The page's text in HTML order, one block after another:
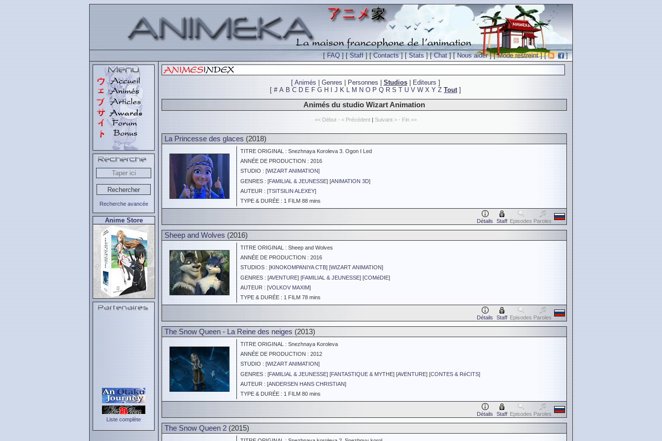
[FAQ ] [Staff ] [Contacts] [Stats] [Chat] [Nous aider] [Mode restreint] [ ]
Recherche avancée
Anime Store
Liste complète
[ Animés Genres Personnes Studios| Editeurs ]
[ # A B C D E F G H J K L M N O P Q R S T U V W X Y Z Tout]
Animés du studio Wizart Animation
<< Début - < Précédent | Suivant > - Fin >>
La Princesse des glaces (2018)
TITRE ORIGINAL : Snezhnaya Koroleva 3. Ogon I Led
ANNÉE DE PRODUCTION : 2016
STUDIO : [WIZART ANIMATION]
GENRES : [FAMILIAL & JEUNESSE] [ANIMATION 3D]
AUTEUR : [TSITSILIN ALEXEY]
TYPE & DURÉE : 1 FILM 88 mins
Détails Staff Episodes Paroles
Sheep and Wolves (2016)
TITRE ORIGINAL : Sheep and Wolves
ANNÉE DE PRODUCTION : 2016
STUDIOS : [KINOKOMPANIYA CTB] [WIZART ANIMATION]
GENRES : [AVENTURE] [FAMILIAL & JEUNESSE] [COMéDIE]
AUTEUR : [VOLKOV MAXIM]
TYPE & DURÉE : 1 FILM 78 mins
Détails Staff Episodes Paroles
The Snow Queen - La Reine des neiges (2013)
TITRE ORIGINAL : Snezhnaya Koroleva
ANNÉE DE PRODUCTION : 2012
STUDIO : [WIZART ANIMATION]
GENRES : [FAMILIAL & JEUNESSE] [FANTASTIQUE & MYTHE] [AVENTURE] [CONTES & RéCITS]
AUTEUR : [ANDERSEN HANS CHRISTIAN]
TYPE & DURÉE : 1 FILM 80 mins
Détails Staff Episodes Paroles
The Snow Queen 2 (2015)